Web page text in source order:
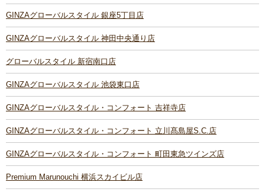
GINZAグローバルスタイル 銀座5丁目店
GINZAグローバルスタイル 神田中央通り店
グローバルスタイル 新宿南口店
GINZAグローバルスタイル 池袋東口店
GINZAグローバルスタイル・コンフォート 吉祥寺店
GINZAグローバルスタイル・コンフォート 立川髙島屋S.C.店
GINZAグローバルスタイル・コンフォート 町田東急ツインズ店
Premium Marunouchi 横浜スカイビル店